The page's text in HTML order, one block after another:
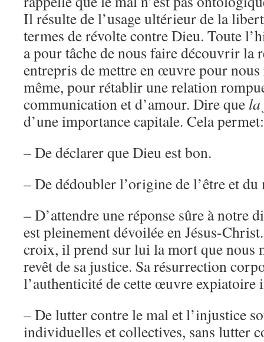
Il résulte de l’usage ultérieur de la
termes de révolte contre Dieu. Toute
a pour tâche de nous faire découvrir la
entrepris de mettre en œuvre pour
même, pour rétablir une relation
communication et d’amour. Dire que la
d’une importance capitale. Cela permet:
– De déclarer que Dieu est bon.
– De dédoubler l’origine de l’être et du
– D’attendre une réponse sûre à notre
est pleinement dévoilée en Jésus-
croix, il prend sur lui la mort que nous
revêt de sa justice. Sa résurrection
l’authenticité de cette œuvre expiatoire
– De lutter contre le mal et l’injustice
individuelles et collectives, sans lutter